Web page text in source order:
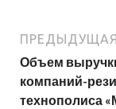
Объем
компаний-
технополиса